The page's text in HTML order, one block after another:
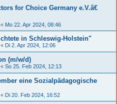
for Choice Germany e.V.â€
« Mo 22. Apr 2024, 08:46
in Schleswig-Holstein"
« Di 2. Apr 2024, 12:06
(m/w/d)
« So 25. Feb 2024, 12:13
eine Sozialpädagogische
« Di 20. Feb 2024, 16:52